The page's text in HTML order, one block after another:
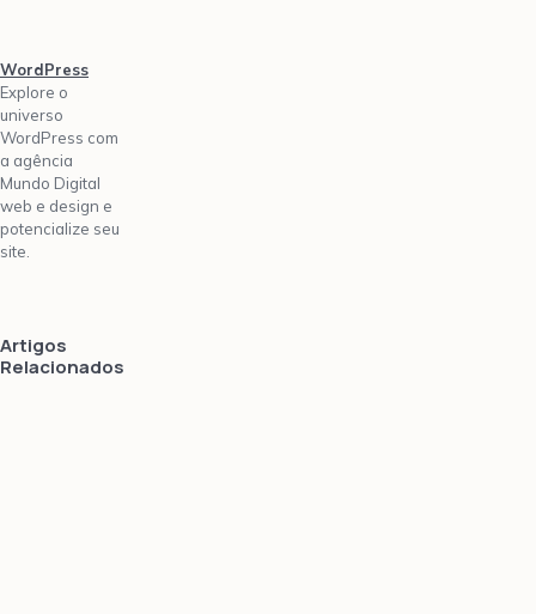
WordPress
Explore o
universo
WordPress com
a agência
Mundo Digital
web e design e
potencialize seu
site.
Artigos
Relacionados